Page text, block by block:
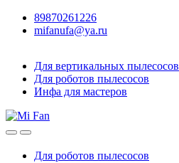
89870261226
mifanufa@ya.ru
Для вертикальных пылесосов
Для роботов пылесосов
Инфа для мастеров
Для роботов пылесосов